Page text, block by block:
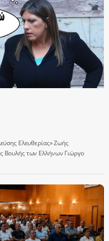
Ελευθερίας» Ζωής
Βουλής των Ελλήνων Γιώργο